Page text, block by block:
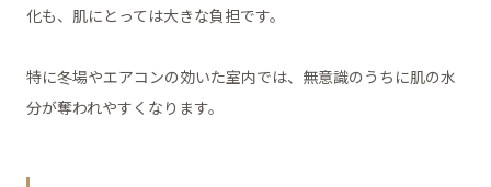
化も、肌にとっては大きな負担です。
特に冬場やエアコンの効いた室内では、無意識のうちに肌の水
分が奪われやすくなります。